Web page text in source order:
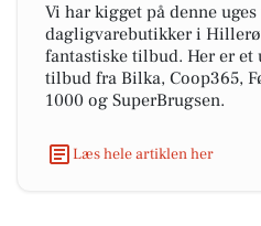
Vi har kigget på denne
dagligvarebutikker i
fantastiske tilbud. Her er et
tilbud fra Bilka, Coop365,
1000 og SuperBrugsen.
Læs hele artiklen her